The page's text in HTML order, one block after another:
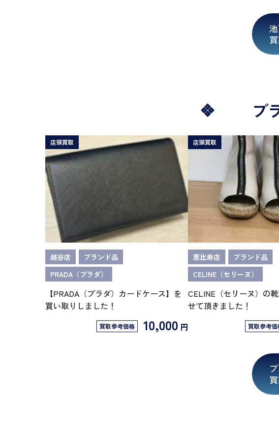
ブ
店頭買取
越谷店
ブランド品
PRADA（プラダ）
【PRADA（プラダ）カードケース】を
買い取りしました！
買取参考価格 10,000 円
店頭買取
恵比寿店
ブランド品
CELINE（セリーヌ）
CELINE（セリーヌ）の
せて頂きました！
買取参考価